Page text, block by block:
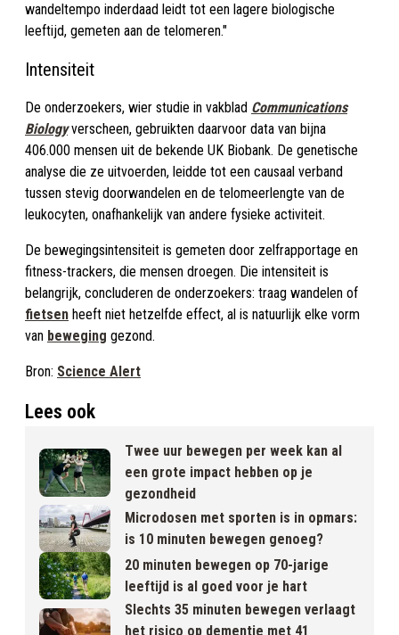
wandeltempo inderdaad leidt tot een lagere biologische
leeftijd, gemeten aan de telomeren."
Intensiteit
De onderzoekers, wier studie in vakblad Communications
Biologyverscheen, gebruikten daarvoor data van bijna
406.000 mensen uit de bekende UK Biobank. De genetische
analyse die ze uitvoerden, leidde tot een causaal verband
tussen stevig doorwandelen en de telomeerlengte van de
leukocyten, onafhankelijk van andere fysieke activiteit.
De bewegingsintensiteit is gemeten door zelfrapportage en
fitness-trackers, die mensen droegen. Die intensiteit is
belangrijk, concluderen de onderzoekers: traag wandelen of
fietsen heeft niet hetzelfde effect, al is natuurlijk elke vorm
van beweging gezond.
Bron: Science Alert
Lees ook
Twee uur bewegen per week kan al
een grote impact hebben op je
gezondheid
Microdosen met sporten is in opmars:
is 10 minuten bewegen genoeg?
20 minuten bewegen op 70-jarige
leeftijd is al goed voor je hart
Slechts 35 minuten bewegen verlaagt
het risico op dementie met 41